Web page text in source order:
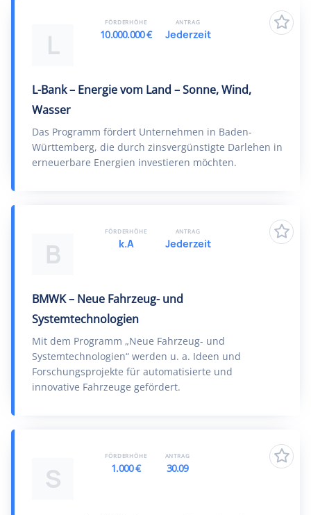
L
L-Bank – Energie vom Land – Sonne, Wind,
Wasser
Das Programm fördert Unternehmen in Baden-
Württemberg, die durch zinsvergünstigte Darlehen in
erneuerbare Energien investieren möchten.
FÖRDERHÖHE
10.000.000 €
ANTRAG
Jederzeit
B
BMWK – Neue Fahrzeug- und
Systemtechnologien
Mit dem Programm „Neue Fahrzeug- und
Systemtechnologien“ werden u. a. Ideen und
Forschungsprojekte für automatisierte und
innovative Fahrzeuge gefördert.
FÖRDERHÖHE
k.A
ANTRAG
Jederzeit
S
FÖRDERHÖHE
1.000 €
ANTRAG
30.09